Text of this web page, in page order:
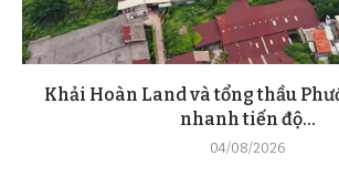
Khải Hoàn Land và tổng thầu
nhanh tiến độ...
04/08/2026